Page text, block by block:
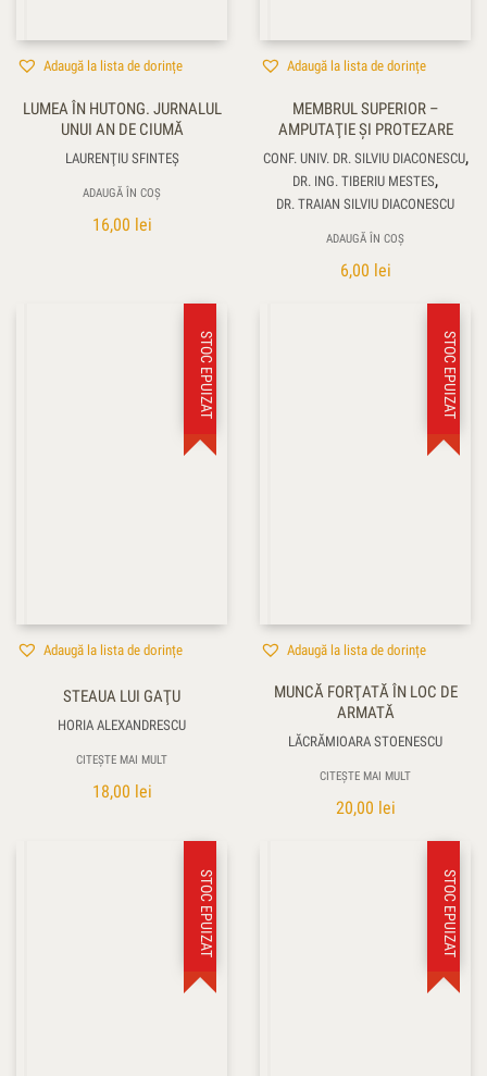
Adaugă la lista de dorințe
LUMEA ÎN HUTONG. JURNALUL
UNUI AN DE CIUMĂ
LAURENŢIU SFINTEȘ
ADAUGĂ ÎN COȘ
16,00 lei
Adaugă la lista de dorințe
MEMBRUL SUPERIOR –
AMPUTAŢIE ŞI PROTEZARE
CONF. UNIV. DR. SILVIU DIACONESCU,
DR. ING. TIBERIU MESTES,
DR. TRAIAN SILVIU DIACONESCU
ADAUGĂ ÎN COȘ
6,00 lei
STOC EPUIZAT
Adaugă la lista de dorințe
STEAUA LUI GAŢU
HORIA ALEXANDRESCU
CITEȘTE MAI MULT
18,00 lei
STOC EPUIZAT
Adaugă la lista de dorințe
MUNCĂ FORŢATĂ ÎN LOC DE
ARMATĂ
LĂCRĂMIOARA STOENESCU
CITEȘTE MAI MULT
20,00 lei
STOC EPUIZAT STOC EPUIZAT